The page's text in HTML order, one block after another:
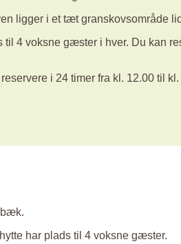
ligger i et tæt granskovsområde
4 voksne gæster i hver. Du kan
i 24 timer fra kl. 12.00 til kl.
bæk.
har plads til 4 voksne gæster.